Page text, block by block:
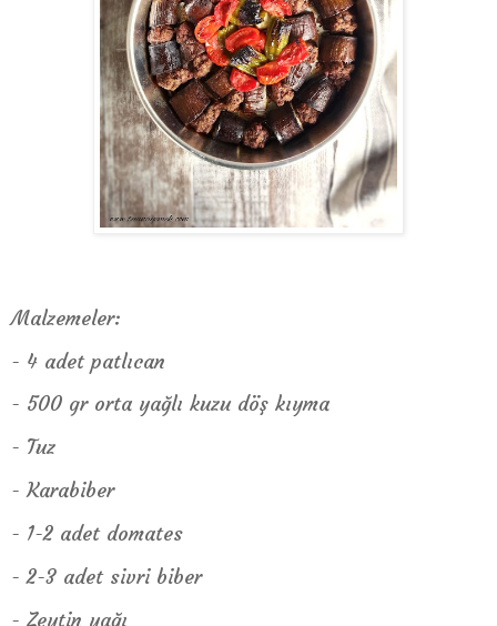
Malzemeler:
- 4 adet patlıcan
- 500 gr orta yağlı kuzu döş kıyma
- Tuz
- Karabiber
- 1-2 adet domates
- 2-3 adet sivri biber
- Zeytin yağı